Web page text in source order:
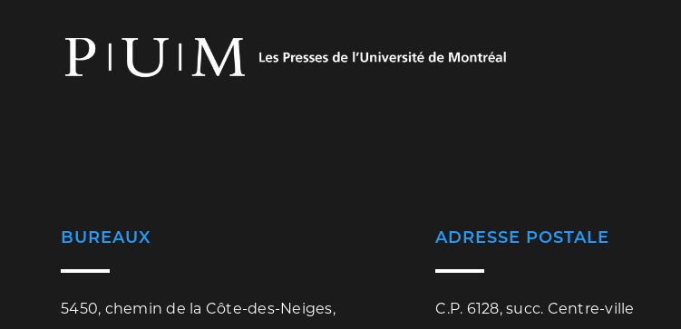
BUREAUX
5450, chemin de la Côte-des-Neiges,
ADRESSE POSTALE
C.P. 6128, succ. Centre-ville